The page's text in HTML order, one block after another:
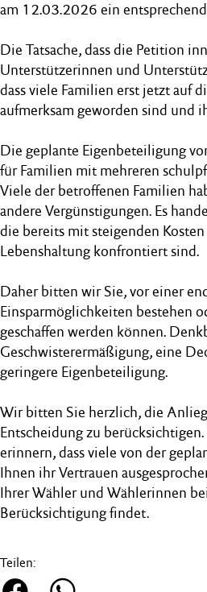
am 12.03.2026 ein
Die Tatsache, dass die Petition
Unterstützerinnen und
dass viele Familien erst jetzt auf
aufmerksam geworden sind und
Die geplante Eigenbeteiligung
für Familien mit mehreren
Viele der betroffenen Familien
andere Vergünstigungen. Es
die bereits mit steigenden
Lebenshaltung konfrontiert sind.
Daher bitten wir Sie, vor einer
Einsparmöglichkeiten bestehen
geschaffen werden können.
Geschwisterermäßigung, eine
geringere Eigenbeteiligung.
Wir bitten Sie herzlich, die
Entscheidung zu
erinnern, dass viele von der
Ihnen ihr Vertrauen
Ihrer Wähler und Wählerinnen
Berücksichtigung findet.
Teilen: